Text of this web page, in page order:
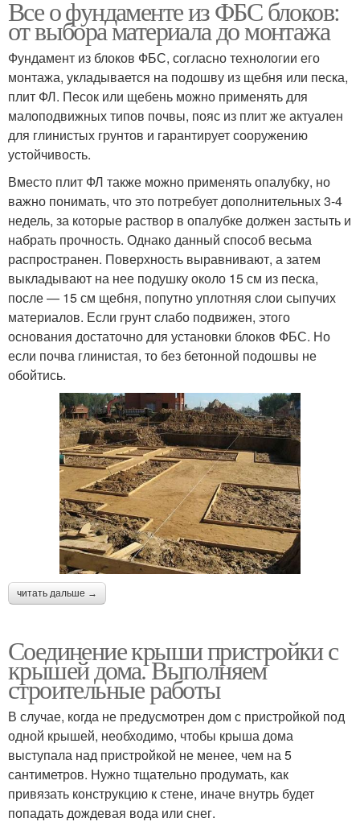
Все о фундаменте из ФБС блоков:
от выбора материала до монтажа
Фундамент из блоков ФБС, согласно технологии его
монтажа, укладывается на подошву из щебня или песка,
плит ФЛ. Песок или щебень можно применять для
малоподвижных типов почвы, пояс из плит же актуален
для глинистых грунтов и гарантирует сооружению
устойчивость.
Вместо плит ФЛ также можно применять опалубку, но
важно понимать, что это потребует дополнительных 3-4
недель, за которые раствор в опалубке должен застыть и
набрать прочность. Однако данный способ весьма
распространен. Поверхность выравнивают, а затем
выкладывают на нее подушку около 15 см из песка,
после — 15 см щебня, попутно уплотняя слои сыпучих
материалов. Если грунт слабо подвижен, этого
основания достаточно для установки блоков ФБС. Но
если почва глинистая, то без бетонной подошвы не
обойтись.
читать дальше →
Соединение крыши пристройки с
крышей дома. Выполняем
строительные работы
В случае, когда не предусмотрен дом с пристройкой под
одной крышей, необходимо, чтобы крыша дома
выступала над пристройкой не менее, чем на 5
сантиметров. Нужно тщательно продумать, как
привязать конструкцию к стене, иначе внутрь будет
попадать дождевая вода или снег.